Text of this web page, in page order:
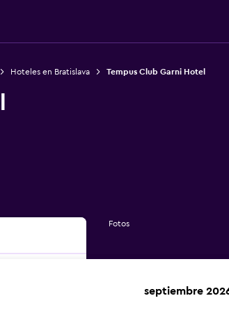
Hoteles en Bratislava Tempus Club Garni Hotel
Fotos
septiembre